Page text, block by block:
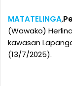
MATATELINGA,
(Wawako)
kawasan
(13/7/2025).